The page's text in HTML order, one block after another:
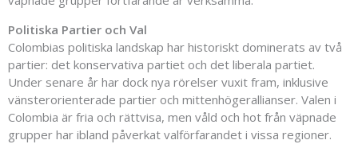
Politiska Partier och Val
Colombias politiska landskap har historiskt dominerats av två
partier: det konservativa partiet och det liberala partiet.
Under senare år har dock nya rörelser vuxit fram, inklusive
vänsterorienterade partier och mittenhögerallianser. Valen i
Colombia är fria och rättvisa, men våld och hot från väpnade
grupper har ibland påverkat valförfarandet i vissa regioner.